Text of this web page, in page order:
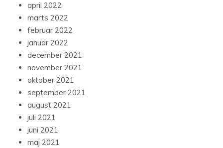
april 2022
marts 2022
februar 2022
januar 2022
december 2021
november 2021
oktober 2021
september 2021
august 2021
juli 2021
juni 2021
maj 2021